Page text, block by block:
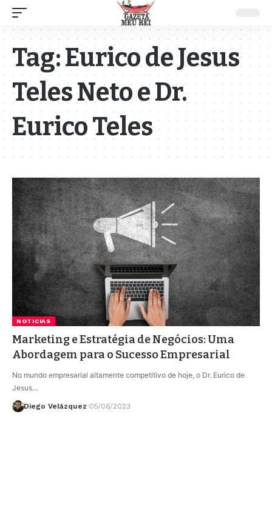
Tag:Eurico de Jesus
Teles Neto e Dr.
Eurico Teles
NOTICIAS
Marketing e Estratégia de Negócios: Uma
Abordagem para o Sucesso Empresarial
No mundo empresarial altamente competitivo de hoje, o Dr. Eurico de
Jesus…
Diego Velázquez 05/06/2023